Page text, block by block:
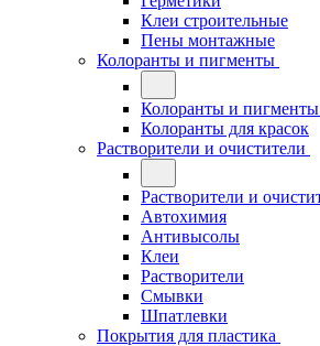
Клеи строительные
Пены монтажные
Колоранты и пигменты
Колоранты и пигменты
Колоранты для красок
Растворители и очистители
Растворители и
Автохимия
Антивысолы
Клеи
Растворители
Смывки
Шпатлевки
Покрытия для пластика